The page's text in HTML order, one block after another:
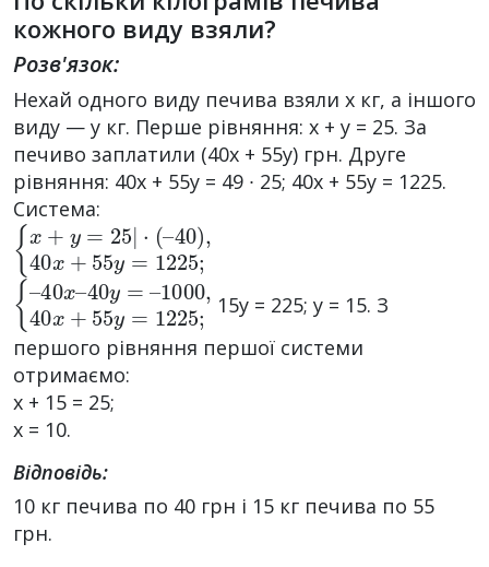
кожного виду взяли?
Розв'язок:
Нехай одного виду печива взяли х кг, а іншого
виду — у кг. Перше рівняння: х + у = 25. За
печиво заплатили (40х + 55у) грн. Друге
рівняння: 40х + 55у = 49 ∙ 25; 40х + 55у = 1225.
Система:
{x+ y= 25| ·(–
40) ,40x+ 55y = 1225;
{–40x–40y =–
1000,40x+ 55 y=1225 15у = 225; у = 15. З
першого рівняння першої системи
отримаємо:
х + 15 = 25;
х = 10.
Відповідь:
10 кг печива по 40 грн і 15 кг печива по 55
грн.